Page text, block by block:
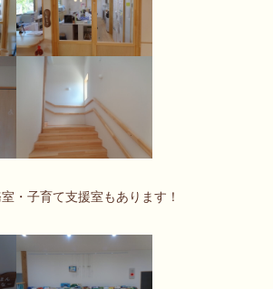
・子育て支援室もあります！